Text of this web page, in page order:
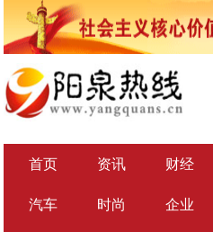
首页 资讯 财经
汽车 时尚 企业